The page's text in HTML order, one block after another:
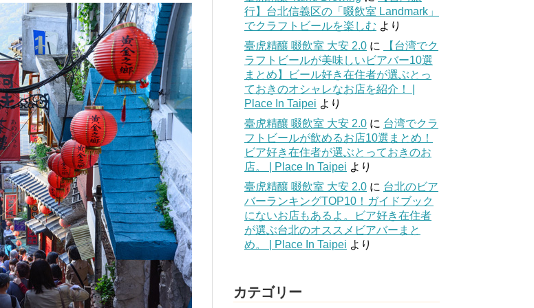
行】台北信義区の「啜飲室 Landmark」
でクラフトビールを楽しむ より
臺虎精釀 啜飲室 大安 2.0 に
【台湾でク
ラフトビールが美味しいビアバー10選
まとめ】ビール好き在住者が選ぶとっ
ておきのオシャレなお店を紹介！ |
Place In Taipei より
臺虎精釀 啜飲室 大安 2.0 に 台湾でクラ
フトビールが飲めるお店10選まとめ！
ビア好き在住者が選ぶとっておきのお
店。 | Place In Taipei より
臺虎精釀 啜飲室 大安 2.0 に 台北のビア
バーランキングTOP10！ガイドブック
にないお店もあるよ。ビア好き在住者
が選ぶ台北のオススメビアバーまと
め。 | Place In Taipei より
カテゴリー